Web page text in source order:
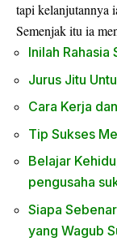
tapi kelanjutannya
Semenjak itu ia
Inilah Rahasia
Jurus Jitu
Cara Kerja
Tip Sukses
Belajar
pengusaha
Siapa
yang Wagub